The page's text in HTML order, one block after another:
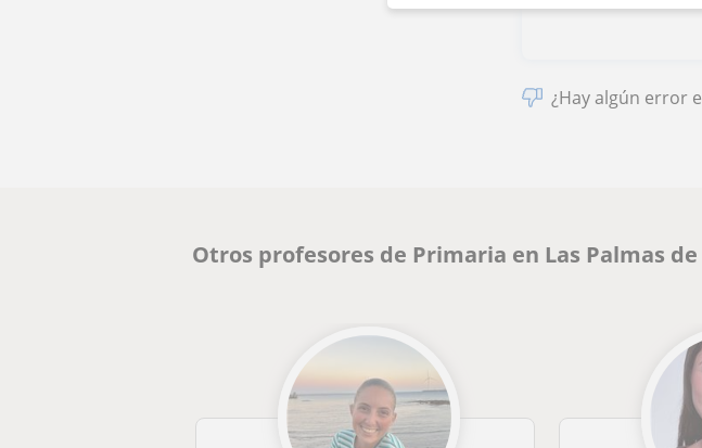
¿Hay algún error
Otros profesores de Primaria en Las Palmas